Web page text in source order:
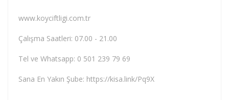
www.koyciftligi.com.tr
Çalışma Saatleri: 07.00 - 21.00
Tel ve Whatsapp: 0 501 239 79 69
Sana En Yakın Şube: https://kisa.link/Pq9X